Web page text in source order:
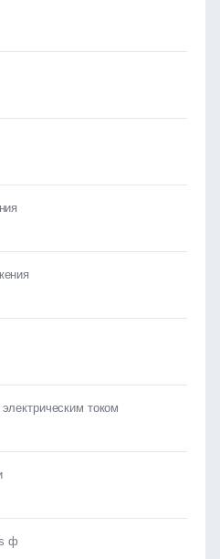
током
ф